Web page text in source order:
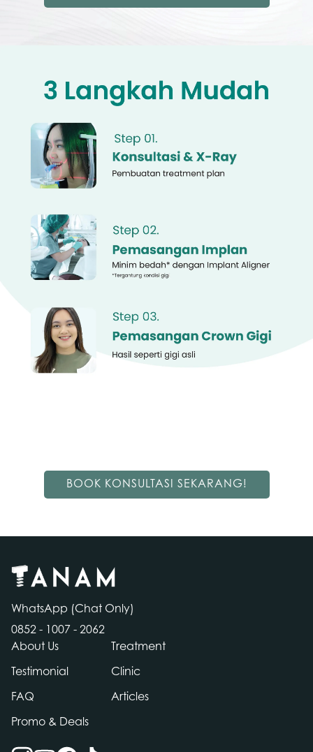
Us
BOOK KONSULTASI SEKARANG!
WhatsApp (Chat Only)
0852 - 1007 - 2062
About Us
Treatment
Testimonial Clinic
FAQ Articles
Promo & Deals